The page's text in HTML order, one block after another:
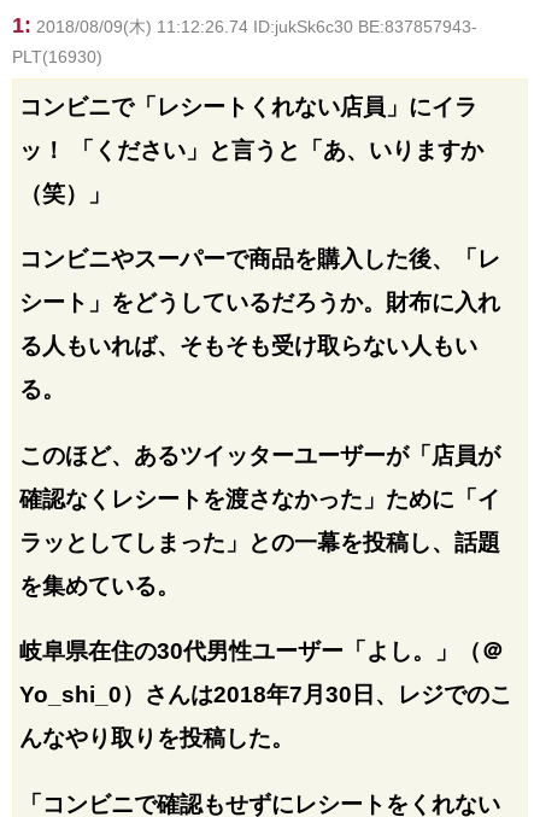
1: 2018/08/09(木) 11:12:26.74 ID:jukSk6c30 BE:837857943-
PLT(16930)
コンビニで「レシートくれない店員」にイラ
ッ！ 「ください」と言うと「あ、いりますか
（笑）」
コンビニやスーパーで商品を購入した後、「レ
シート」をどうしているだろうか。財布に入れ
る人もいれば、そもそも受け取らない人もい
る。
このほど、あるツイッターユーザーが「店員が
確認なくレシートを渡さなかった」ために「イ
ラッとしてしまった」との一幕を投稿し、話題
を集めている。
岐阜県在住の30代男性ユーザー「よし。」（＠
Yo_shi_0）さんは2018年7月30日、レジでのこ
んなやり取りを投稿した。
「コンビニで確認もせずにレシートをくれない